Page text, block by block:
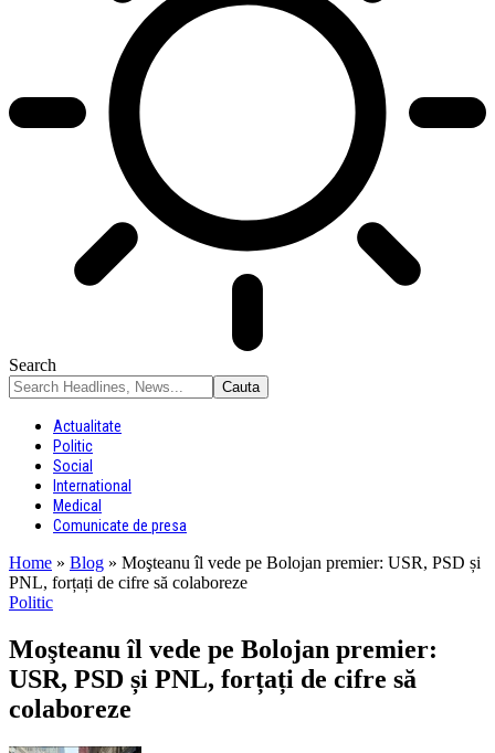
Search
Actualitate
Politic
Social
International
Medical
Comunicate de presa
Home » Blog » Moşteanu îl vede pe Bolojan premier: USR, PSD și
PNL, forțați de cifre să colaboreze
Politic
Moşteanu îl vede pe Bolojan premier:
USR, PSD și PNL, forțați de cifre să
colaboreze